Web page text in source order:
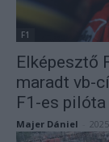
F1
Elképesztő
maradt vb-
F1-es pilóta
Majer Dániel